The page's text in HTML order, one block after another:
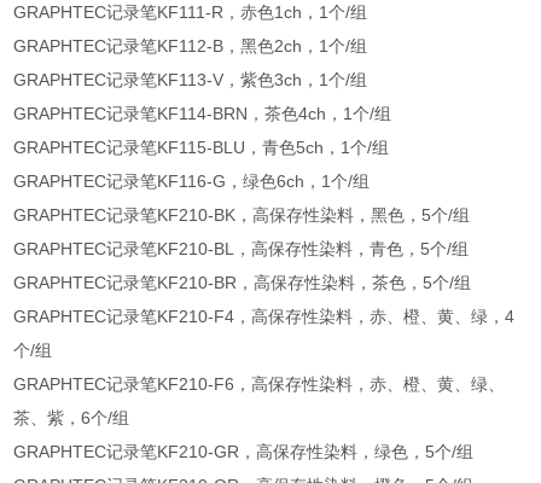
GRAPHTEC记录笔KF111-R，赤色1ch，1个/组
GRAPHTEC记录笔KF112-B，黑色2ch，1个/组
GRAPHTEC记录笔KF113-V，紫色3ch，1个/组
GRAPHTEC记录笔KF114-BRN，茶色4ch，1个/组
GRAPHTEC记录笔KF115-BLU，青色5ch，1个/组
GRAPHTEC记录笔KF116-G，绿色6ch，1个/组
GRAPHTEC记录笔KF210-BK，高保存性染料，黑色，5个/组
GRAPHTEC记录笔KF210-BL，高保存性染料，青色，5个/组
GRAPHTEC记录笔KF210-BR，高保存性染料，茶色，5个/组
GRAPHTEC记录笔KF210-F4，高保存性染料，赤、橙、黄、绿，4
个/组
GRAPHTEC记录笔KF210-F6，高保存性染料，赤、橙、黄、绿、
茶、紫，6个/组
GRAPHTEC记录笔KF210-GR，高保存性染料，绿色，5个/组